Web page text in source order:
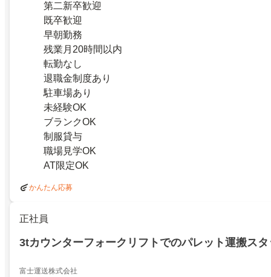
第二新卒歓迎
既卒歓迎
早朝勤務
残業月20時間以内
転勤なし
退職金制度あり
駐車場あり
未経験OK
ブランクOK
制服貸与
職場見学OK
AT限定OK
かんたん応募
正社員
3tカウンターフォークリフトでのパレット運搬スタ
富士運送株式会社